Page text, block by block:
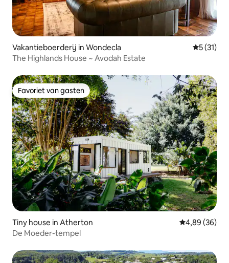
Vakantieboerderij in Wondecla
5 (31)
The Highlands House ~ Avodah Estate
Favoriet van gasten
Favoriet van gasten
Tiny house in Atherton Gemiddelde
4,89 (36)
De Moeder-tempel